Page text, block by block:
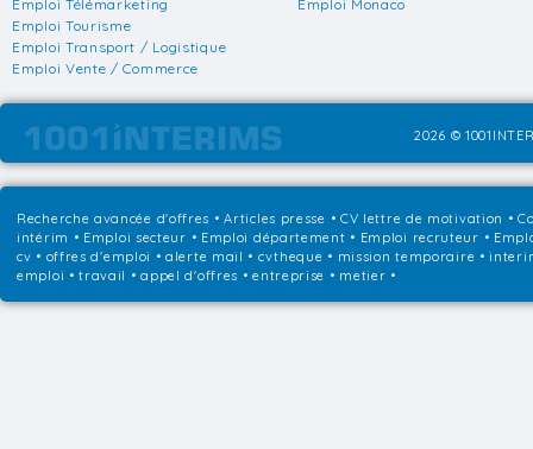
Emploi Télémarketing
Emploi Tourisme
Emploi Transport / Logistique
Emploi Vente / Commerce
Emploi Monaco
2026 ©
Recherche avancée d'offres •Articles presse • CV lettre de motivation •
intérim • Emploi secteur • Emploi département • Emploi recruteur •
cv • offres d'emploi • alerte mail • cvtheque • mission temporaire •
emploi • travail • appel d'offres • entreprise • metier •